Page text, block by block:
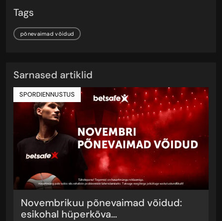
Tags
põnevaimad võidud
Sarnased artiklid
SPORDIENNUSTUS
Novembrikuu põnevaimad võidud:
esikohal hüperkõva...